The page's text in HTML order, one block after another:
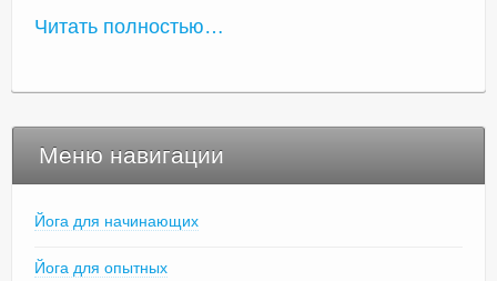
Читать полностью…
Меню навигации
Йога для начинающих
Йога для опытных